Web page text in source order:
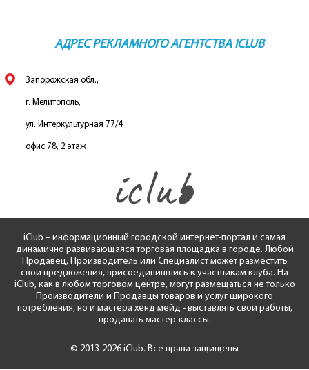
АДРЕС РЕКЛАМНОГО АГЕНТСТВА ICLUB
Запорожская обл.,
г. Мелитополь,
ул. Интеркультурная 77/4
офис 78, 2 этаж
iClub – информационный городской интернет-портал и самая
динамично развивающаяся торговая площадка в городе. Любой
Продавец, Производитель или Специалист может разместить
свои предложения, присоединившись к участникам клуба. На
iClub, как в любом торговом центре, могут размещаться не только
Производители и Продавцы товаров и услуг широкого
потребления, но и мастера хенд мейд - выставлять свои работы,
продавать мастер-классы.
© 2013-2026 iClub. Все права защищены